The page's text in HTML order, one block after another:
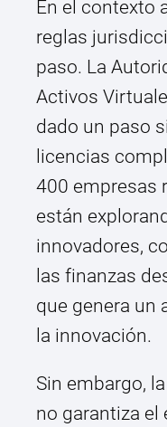
En el contexto
reglas
paso. La
Activos
dado un paso
licencias
400 empresas
están
innovadores,
las finanzas
que genera un
la innovación.
Sin embargo,
no garantiza el